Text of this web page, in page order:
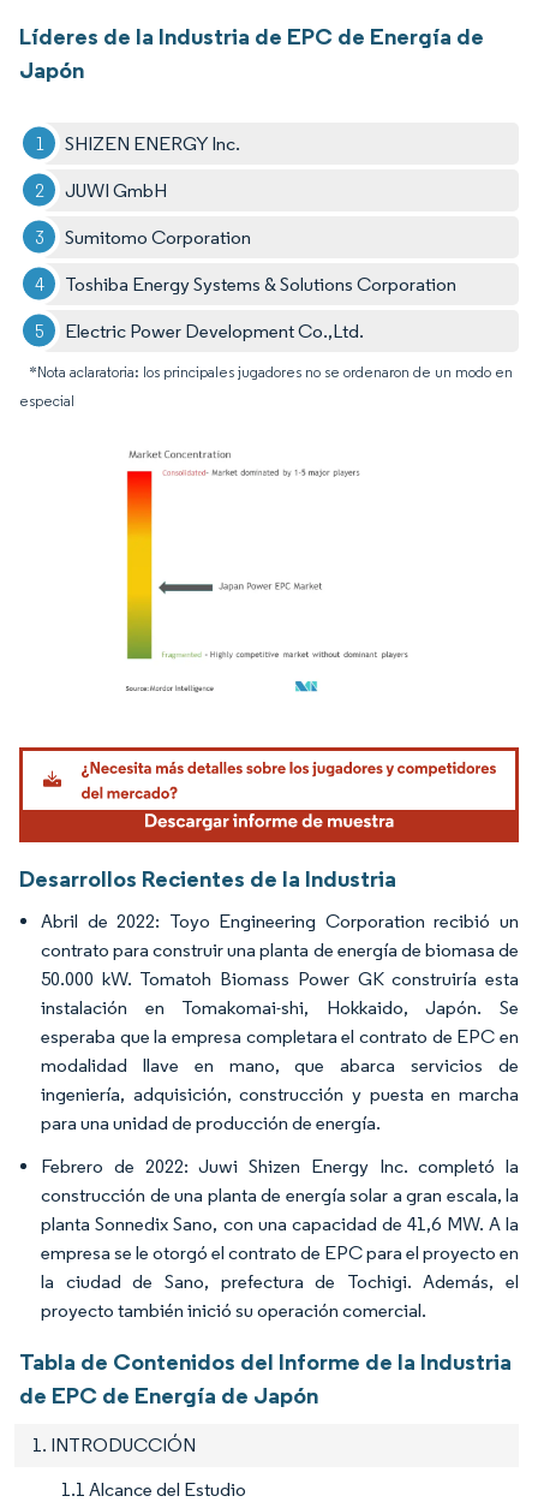
Líderes de la Industria de EPC de Energía de
Japón
SHIZEN ENERGY Inc.
JUWI GmbH
Sumitomo Corporation
Toshiba Energy Systems & Solutions Corporation
Electric Power Development Co.,Ltd.
*Nota aclaratoria: los principales jugadores no se ordenaron de un modo en
especial
Imagen © Mordor Intelligence. El uso requiere atribución según CC BY 4.0.
Desarrollos Recientes de la Industria
Abril de 2022: Toyo Engineering Corporation recibió un
contrato para construir una planta de energía de biomasa de
50.000 kW. Tomatoh Biomass Power GK construiría esta
instalación en Tomakomai-shi, Hokkaido, Japón. Se
esperaba que la empresa completara el contrato de EPC en
modalidad llave en mano, que abarca servicios de
ingeniería, adquisición, construcción y puesta en marcha
para una unidad de producción de energía.
Febrero de 2022: Juwi Shizen Energy Inc. completó la
construcción de una planta de energía solar a gran escala, la
planta Sonnedix Sano, con una capacidad de 41,6 MW. A la
empresa se le otorgó el contrato de EPC para el proyecto en
la ciudad de Sano, prefectura de Tochigi. Además, el
proyecto también inició su operación comercial.
Tabla de Contenidos del Informe de la Industria
de EPC de Energía de Japón
1. INTRODUCCIÓN
1.1 Alcance del Estudio